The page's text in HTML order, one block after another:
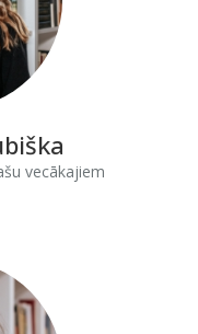
vecākajiem